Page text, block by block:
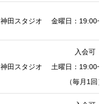
神田スタジオ 金曜日：
神田スタジオ
入会可
土曜日：
（毎月1回）